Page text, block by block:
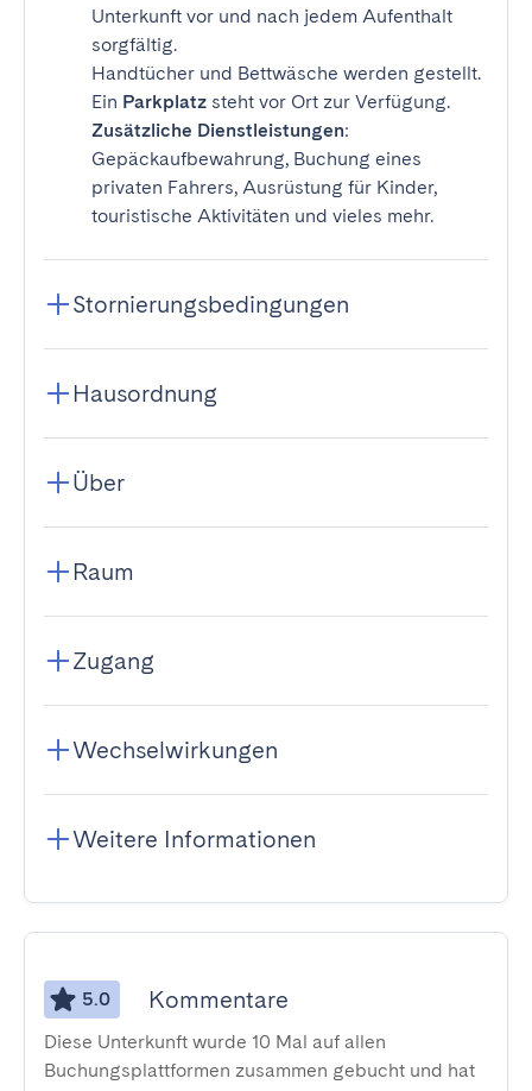
Unterkunft vor und nach jedem Aufenthalt
sorgfältig.
Handtücher und Bettwäsche werden gestellt.
Ein Parkplatz steht vor Ort zur Verfügung.
Zusätzliche Dienstleistungen:
Gepäckaufbewahrung, Buchung eines
privaten Fahrers, Ausrüstung für Kinder,
touristische Aktivitäten und vieles mehr.
Stornierungsbedingungen
Hausordnung
Über
Raum
Zugang
Wechselwirkungen
Weitere Informationen
5.0 Kommentare
Diese Unterkunft wurde 10 Mal auf allen
Buchungsplattformen zusammen gebucht und hat